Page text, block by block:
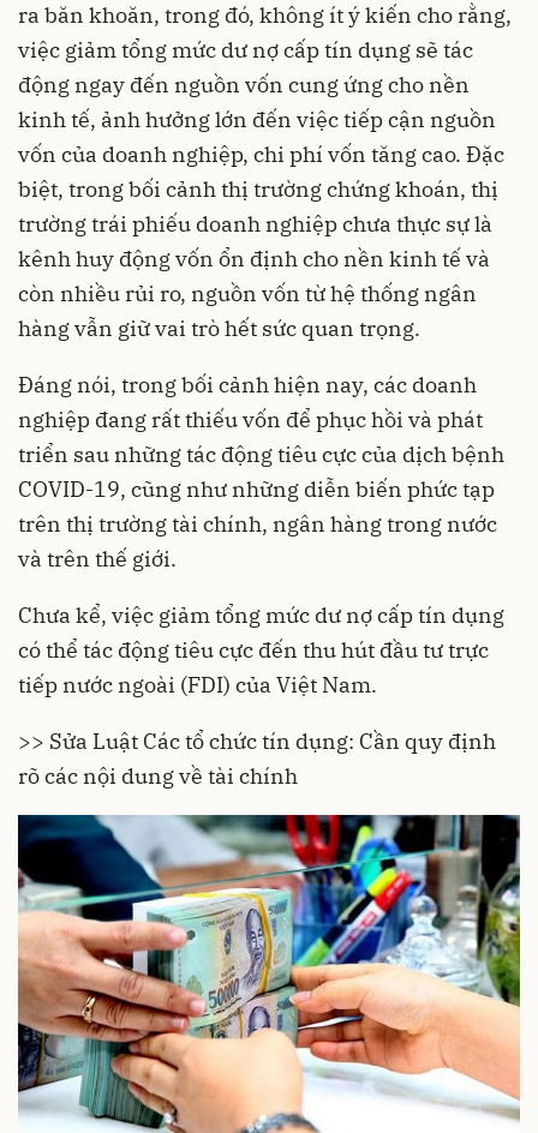
ra băn khoăn, trong đó, không ít ý kiến cho rằng,
việc giảm tổng mức dư nợ cấp tín dụng sẽ tác
động ngay đến nguồn vốn cung ứng cho nền
kinh tế, ảnh hưởng lớn đến việc tiếp cận nguồn
vốn của doanh nghiệp, chi phí vốn tăng cao. Đặc
biệt, trong bối cảnh thị trường chứng khoán, thị
trường trái phiếu doanh nghiệp chưa thực sự là
kênh huy động vốn ổn định cho nền kinh tế và
còn nhiều rủi ro, nguồn vốn từ hệ thống ngân
hàng vẫn giữ vai trò hết sức quan trọng.
Đáng nói, trong bối cảnh hiện nay, các doanh
nghiệp đang rất thiếu vốn để phục hồi và phát
triển sau những tác động tiêu cực của dịch bệnh
COVID-19, cũng như những diễn biến phức tạp
trên thị trường tài chính, ngân hàng trong nước
và trên thế giới.
Chưa kể, việc giảm tổng mức dư nợ cấp tín dụng
có thể tác động tiêu cực đến thu hút đầu tư trực
tiếp nước ngoài (FDI) của Việt Nam.
>> Sửa Luật Các tổ chức tín dụng: Cần quy định
rõ các nội dung về tài chính